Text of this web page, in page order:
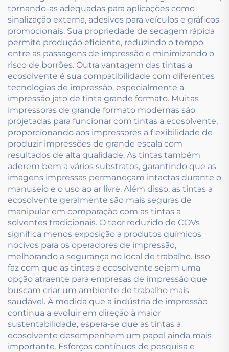
tornando-as adequadas para aplicações como
sinalização externa, adesivos para veículos e gráficos
promocionais. Sua propriedade de secagem rápida
permite produção eficiente, reduzindo o tempo
entre as passagens de impressão e minimizando o
risco de borrões. Outra vantagem das tintas a
ecosolvente é sua compatibilidade com diferentes
tecnologias de impressão, especialmente a
impressão jato de tinta grande formato. Muitas
impressoras de grande formato modernas são
projetadas para funcionar com tintas a ecosolvente,
proporcionando aos impressores a flexibilidade de
produzir impressões de grande escala com
resultados de alta qualidade. As tintas também
aderem bem a vários substratos, garantindo que as
imagens impressas permaneçam intactas durante o
manuseio e o uso ao ar livre. Além disso, as tintas a
ecosolvente geralmente são mais seguras de
manipular em comparação com as tintas a
solventes tradicionais. O teor reduzido de COVs
significa menos exposição a produtos químicos
nocivos para os operadores de impressão,
melhorando a segurança no local de trabalho. Isso
faz com que as tintas a ecosolvente sejam uma
opção atraente para empresas de impressão que
buscam criar um ambiente de trabalho mais
saudável. À medida que a indústria de impressão
continua a evoluir em direção à maior
sustentabilidade, espera-se que as tintas a
ecosolvente desempenhem um papel ainda mais
importante. Esforços contínuos de pesquisa e